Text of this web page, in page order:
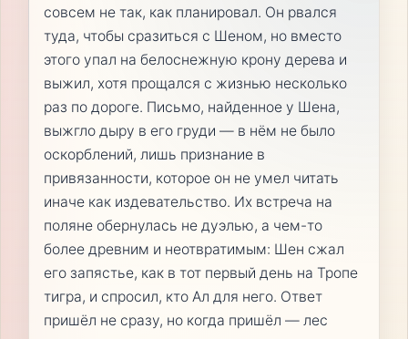
совсем не так, как планировал. Он рвался
туда, чтобы сразиться с Шеном, но вместо
этого упал на белоснежную крону дерева и
выжил, хотя прощался с жизнью несколько
раз по дороге. Письмо, найденное у Шена,
выжгло дыру в его груди — в нём не было
оскорблений, лишь признание в
привязанности, которое он не умел читать
иначе как издевательство. Их встреча на
поляне обернулась не дуэлью, а чем-то
более древним и неотвратимым: Шен сжал
его запястье, как в тот первый день на Тропе
тигра, и спросил, кто Ал для него. Ответ
пришёл не сразу, но когда пришёл — лес